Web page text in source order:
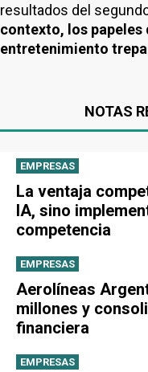
resultados del
contexto, los papeles
entretenimiento
NOTAS
EMPRESAS
La ventaja
IA, sino
competencia
EMPRESAS
Aerolíneas
millones y
financiera
EMPRESAS